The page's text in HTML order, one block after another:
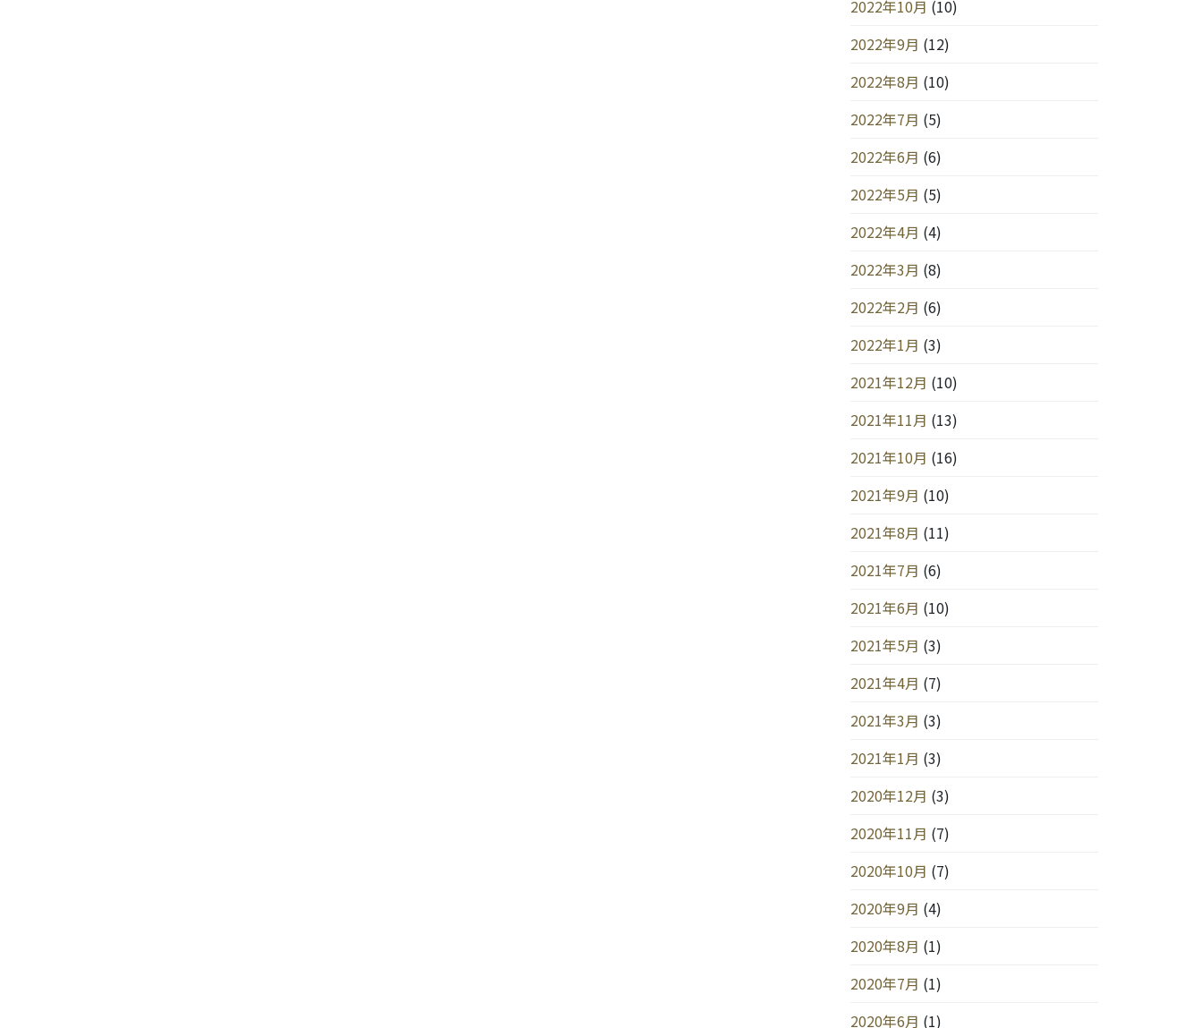
2022年10月 (10)
2022年9月 (12)
2022年8月 (10)
2022年7月 (5)
2022年6月 (6)
2022年5月 (5)
2022年4月 (4)
2022年3月 (8)
2022年2月 (6)
2022年1月 (3)
2021年12月 (10)
2021年11月 (13)
2021年10月 (16)
2021年9月 (10)
2021年8月 (11)
2021年7月 (6)
2021年6月 (10)
2021年5月 (3)
2021年4月 (7)
2021年3月 (3)
2021年1月 (3)
2020年12月 (3)
2020年11月 (7)
2020年10月 (7)
2020年9月 (4)
2020年8月 (1)
2020年7月 (1)
2020年6月 (1)